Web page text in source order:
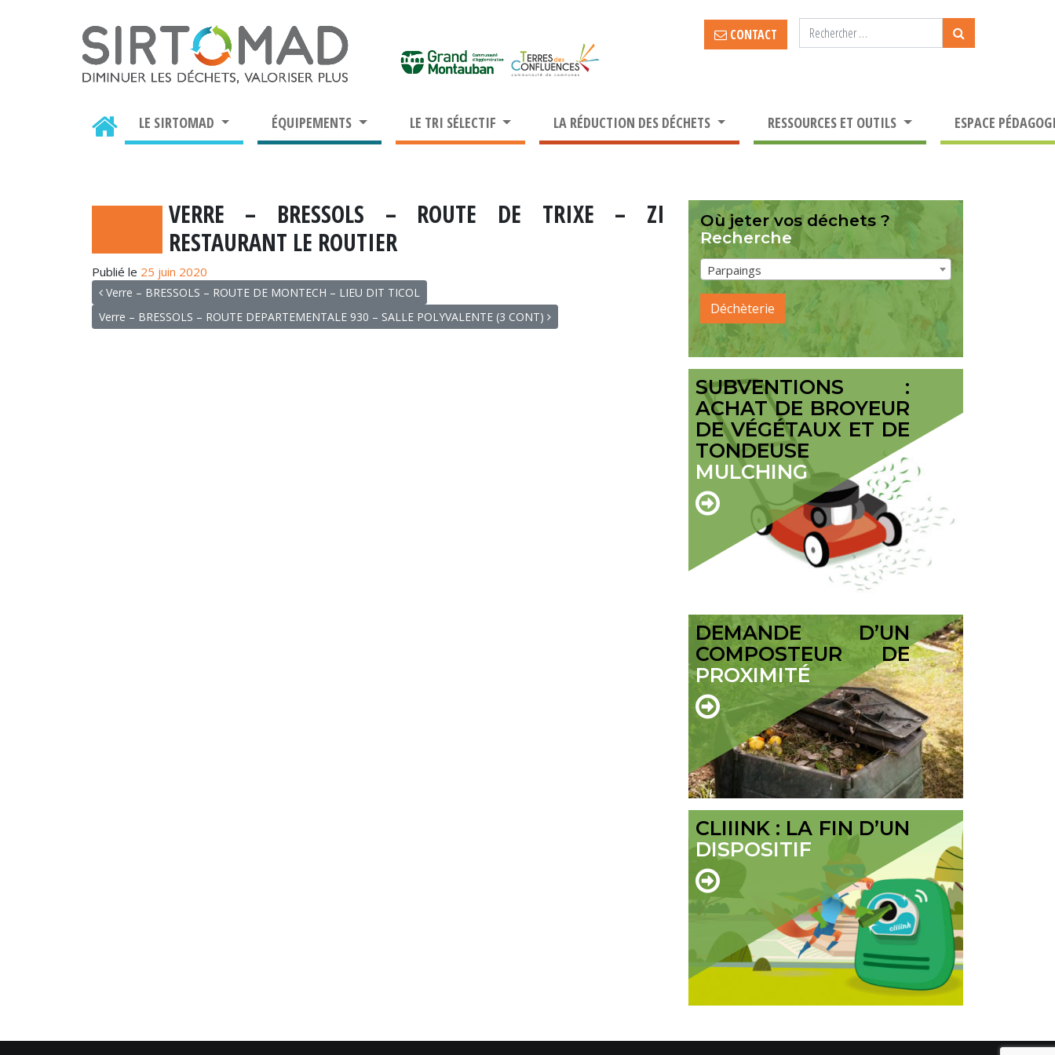
CONTACT
LE SIRTOMAD ÉQUIPEMENTS LE TRI SÉLECTIF LA RÉDUCTION DES DÉCHETS RESSOURCES ET OUTILS ESPACE
VERRE – BRESSOLS – ROUTE DE TRIXE – ZI
RESTAURANT LE ROUTIER
Publié le 25 juin 2020
NAVIGATION
Verre – BRESSOLS – ROUTE DE MONTECH – LIEU DIT TICOL
Verre – BRESSOLS – ROUTE DEPARTEMENTALE 930 – SALLE POLYVALENTE (3 CONT)
Où jeter vos déchets ?
Recherche
Parpaings
Déchèterie
SUBVENTIONS :
ACHAT DE BROYEUR
DE VÉGÉTAUX ET DE
TONDEUSE
MULCHING
DEMANDE D’UN
COMPOSTEUR DE
PROXIMITÉ
CLIIINK : LA FIN D’UN
DISPOSITIF